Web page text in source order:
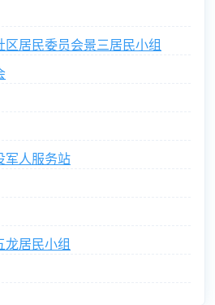
居民委员会景三居民小组
军人服务站
龙居民小组